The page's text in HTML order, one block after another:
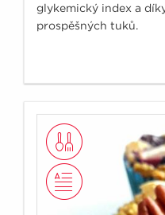
glykemický index a
prospěšných tuků.